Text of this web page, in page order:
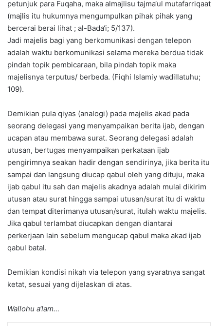
petunjuk para Fuqaha, maka almajlisu tajma‘ul mutafarriqaat
(majlis itu hukumnya mengumpulkan pihak pihak yang
bercerai berai lihat ; al-Bada‘i; 5/137).
Jadi majelis bagi yang berkomunikasi dengan telepon
adalah waktu berkomunikasi selama mereka berdua tidak
pindah topik pembicaraan, bila pindah topik maka
majelisnya terputus/ berbeda. (Fiqhi Islamiy wadillatuhu;
109).
Demikian pula qiyas (analogi) pada majelis akad pada
seorang delegasi yang menyampaikan berita ijab, dengan
ucapan atau membawa surat. Seorang delegasi adalah
utusan, bertugas menyampaikan perkataan ijab
pengirimnya seakan hadir dengan sendirinya, jika berita itu
sampai dan langsung diucap qabul oleh yang dituju, maka
ijab qabul itu sah dan majelis akadnya adalah mulai dikirim
utusan atau surat hingga sampai utusan/surat itu di waktu
dan tempat diterimanya utusan/surat, itulah waktu majelis.
Jika qabul terlambat diucapkan dengan diantarai
perkerjaan lain sebelum mengucap qabul maka akad ijab
qabul batal.
Demikian kondisi nikah via telepon yang syaratnya sangat
ketat, sesuai yang dijelaskan di atas.
Wallohu a‘lam…